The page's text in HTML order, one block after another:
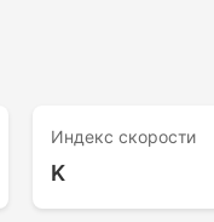
Индекс скорости
K